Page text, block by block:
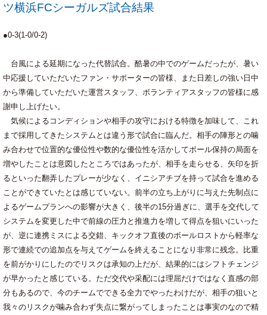
ツ横浜FCシーガルズ試合結果
●0-3(1-0/0-2)
台風による延期になった代替試合。酷暑の中でのゲームだったが、暑い
中応援していただいたファン・サポーターの皆様、また日差しの強い日中
から準備していただいた運営スタッフ、ボランティアスタッフの皆様に感
謝申し上げたい。
気候によるコンディションや相手の攻守における特徴を加味して、これ
まで採用してきたシステムとは違う形で試合に臨んだ。相手の陣形との噛
み合わせで位置的な優位性や数的な優位性を活かしてボール保持の局面を
増やしたことは意図したところではあったが、相手を走らせる、矢印を折
るといった翻弄したプレーが少なく、イニシアチブを持って試合を進める
ことができていたとは感じていない。前半の立ち上がりに与えた先制点に
よるゲームプランへの影響が大きく、後半の15分過ぎに、選手を交代して
システムを変更した中で前線の圧力と推進力を増して得点を狙いにいった
が、逆に連携ミスによる交錯、キックオフ直後のボールロストから軽率な
形で連続での追加点を与えてゲームを終えることになり非常に残念。比重
を前がかりにしたのでリスクは承知の上だが、結果的にはシフトチェンジ
が早かったと感じている。ただ交代や采配には理屈だけではなく直感の部
分もあるので、今のチームでできる全力でやったわけだが、相手の狙いと
我々のリスクが噛み合わず失点に繋がってしまったことは事実のなので精